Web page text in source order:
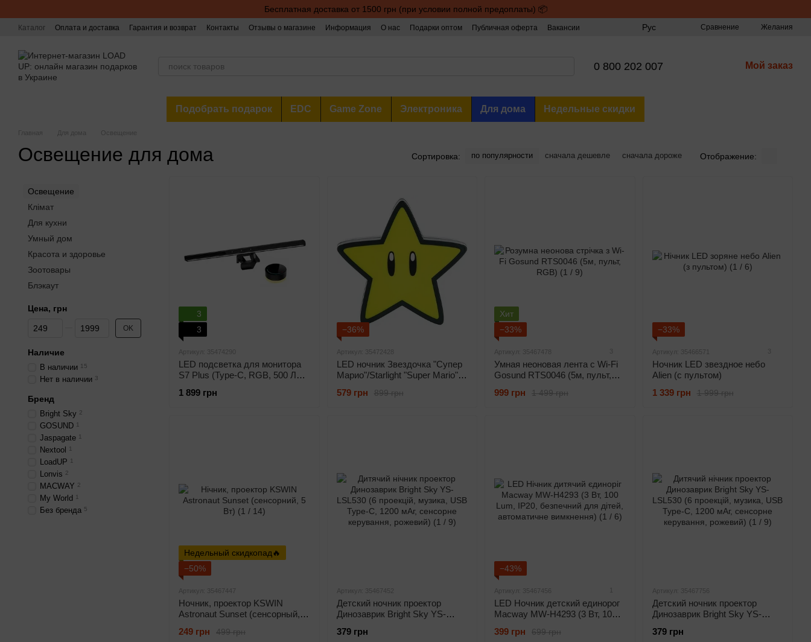
Бесплатная доставка от 1500 грн (при условии полной предоплаты) 📦
Каталог Оплата и доставка Гарантия и возврат Контакты Отзывы о магазине Информация О нас Подарки оптом Публичная оферта Вакансии Рус Сравнение Желания
0 800 202 007 Мой заказ
Подобрать подарок EDC Game Zone Электроника Для дома Недельные скидки
Главная Для дома Освещение
Освещение для дома Сортировка: по популярности сначала дешевле сначала дороже Отображение:
3
3
Артикул: 35474290
LED подсветка для монитора
S7 Plus (Type-C, RGB, 500 Лм,
1 899 грн
−36%
Артикул: 35472428
LED ночник Звездочка "Супер
Марио"/Starlight "Super Mario"
899 грн
579 грн
Хит
−33%
Артикул: 35467478
Умная неоновая лента с Wi-Fi
Gosund RTS0046 (5м, пульт,
1 499 грн
999 грн
−33%
Артикул: 35466571
Ночник LED звездное небо
Alien (с пультом)
1 999 грн
1 339 грн
Недельный скидкопад🔥
−50%
Артикул: 35467447
Ночник, проектор KSWIN
Astronaut Sunset (сенсорный, 5
499 грн
249 грн
Артикул: 35467452
Детский ночник проектор
Динозаврик Bright Sky YS-
USB Type-C, 1200 мАч,
379 грн
−43%
Артикул: 35467456
LED Ночник детский единорог
Macway MW-H4293 (3 Вт, 100
детей, автоматическое
699 грн
399 грн
Артикул: 35467756
Детский ночник проектор
Динозаврик Bright Sky YS-
USB Type-C, 1200 мАч,
379 грн
Освещение
Клімат
Для кухни
Умный дом
Красота и здоровье
Зоотовары
Блэкаут
Цена, грн
От Цена, грн
До Цена, грн OK
Наличие
В наличии 15
Нет в наличии 3
Бренд
Bright Sky 2
GOSUND 1
Jaspagate 1
Nextool 1
LoadUP 1
Lonvis 2
MACWAY 2
My World 1
Без бренда 5